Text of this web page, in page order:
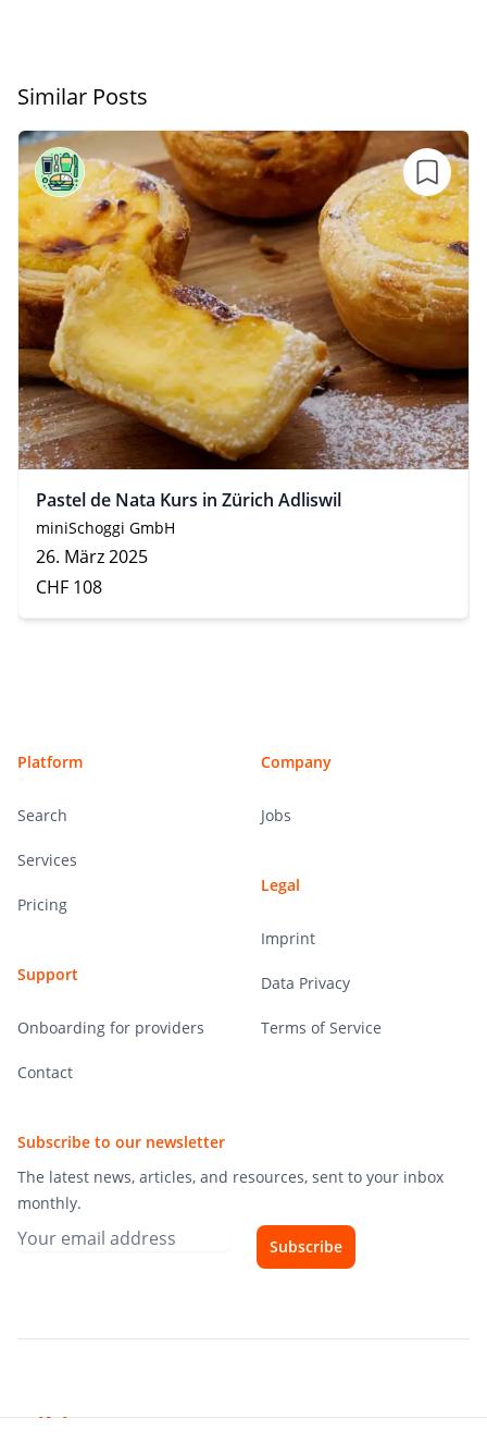
Similar Posts
Pastel de Nata Kurs in Zürich Adliswil
miniSchoggi GmbH
26. März 2025
CHF 108
Platform
Search
Services
Pricing
Support
Onboarding for providers
Contact
Company
Jobs
Legal
Imprint
Data Privacy
Terms of Service
Subscribe to our newsletter
The latest news, articles, and resources, sent to your inbox
monthly.
Subscribe
Hibiscourse